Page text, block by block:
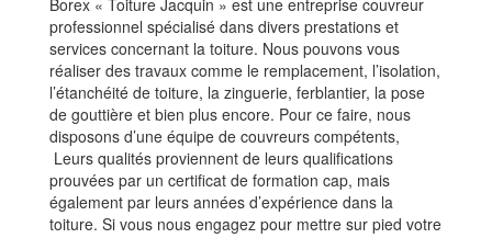
Borex « Toiture Jacquin » est une entreprise couvreur
professionnel spécialisé dans divers prestations et
services concernant la toiture. Nous pouvons vous
réaliser des travaux comme le remplacement, l’isolation,
l’étanchéité de toiture, la zinguerie, ferblantier, la pose
de gouttière et bien plus encore. Pour ce faire, nous
disposons d’une équipe de couvreurs compétents,
Leurs qualités proviennent de leurs qualifications
prouvées par un certificat de formation cap, mais
également par leurs années d’expérience dans la
toiture. Si vous nous engagez pour mettre sur pied votre